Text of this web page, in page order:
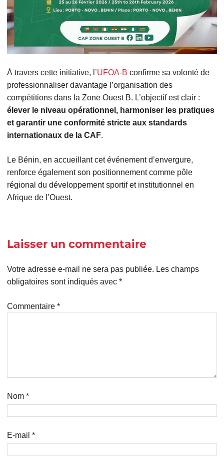
À travers cette initiative, l ’UFOA-B confirme sa volonté de
professionnaliser davantage l’organisation des
compétitions dans la Zone Ouest B. L’objectif est clair :
élever le niveau opérationnel, harmoniser les pratiques
et garantir une conformité stricte aux standards
internationaux de la CAF.
Le Bénin, en accueillant cet événement d’envergure,
renforce également son positionnement comme pôle
régional du développement sportif et institutionnel en
Afrique de l’Ouest.
Laisser un commentaire
Votre adresse e-mail ne sera pas publiée. Les champs
obligatoires sont indiqués avec *
Commentaire *
Nom *
E-mail *